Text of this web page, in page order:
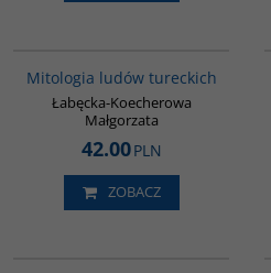
Mitologia ludów tureckich
Łabęcka-Koecherowa
Małgorzata
42.00PLN
ZOBACZ